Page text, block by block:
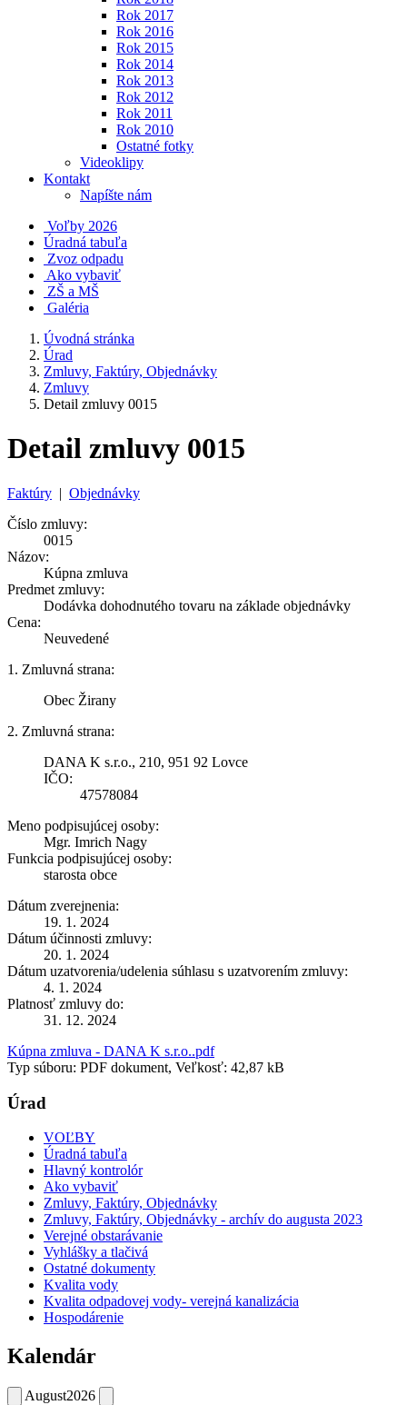
Rok 2017
Rok 2016
Rok 2015
Rok 2014
Rok 2013
Rok 2012
Rok 2011
Rok 2010
Ostatné fotky
Videoklipy
Kontakt
Napíšte nám
Voľby 2026
Úradná tabuľa
Zvoz odpadu
Ako vybaviť
ZŠ a MŠ
Galéria
Úvodná stránka
Úrad
Zmluvy, Faktúry, Objednávky
Zmluvy
Detail zmluvy 0015
Detail zmluvy 0015
Faktúry | Objednávky
Číslo zmluvy:
0015
Názov:
Kúpna zmluva
Predmet zmluvy:
Dodávka dohodnutého tovaru na základe objednávky
Cena:
Neuvedené
1. Zmluvná strana:
Obec Žirany
2. Zmluvná strana:
DANA K s.r.o., 210, 951 92 Lovce
IČO:
47578084
Meno podpisujúcej osoby:
Mgr. Imrich Nagy
Funkcia podpisujúcej osoby:
starosta obce
Dátum zverejnenia:
19. 1. 2024
Dátum účinnosti zmluvy:
20. 1. 2024
Dátum uzatvorenia/udelenia súhlasu s uzatvorením zmluvy:
4. 1. 2024
Platnosť zmluvy do:
31. 12. 2024
Kúpna zmluva - DANA K s.r.o..pdf
Typ súboru: PDF dokument, Veľkosť: 42,87 kB
Úrad
VOĽBY
Úradná tabuľa
Hlavný kontrolór
Ako vybaviť
Zmluvy, Faktúry, Objednávky
Zmluvy, Faktúry, Objednávky - archív do augusta 2023
Verejné obstarávanie
Vyhlášky a tlačivá
Ostatné dokumenty
Kvalita vody
Kvalita odpadovej vody- verejná kanalizácia
Hospodárenie
Kalendár
August2026